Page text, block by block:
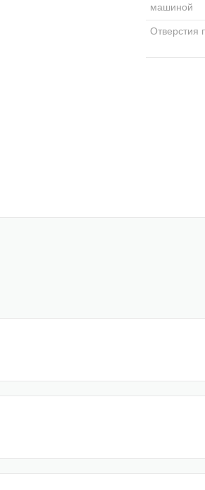
машиной
Отверстия